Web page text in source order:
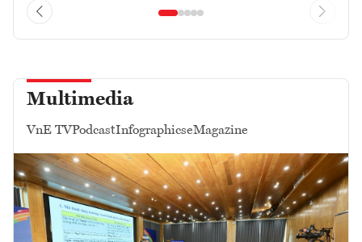
Multimedia
VnE TVPodcastInfographicseMagazine